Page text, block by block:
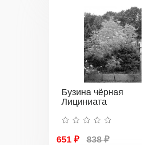
Бузина чёрная
Лициниата
651 ₽ 838 ₽